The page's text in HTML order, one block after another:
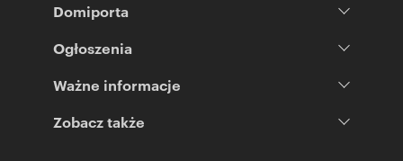
Domiporta
Ogłoszenia
Ważne informacje
Zobacz także